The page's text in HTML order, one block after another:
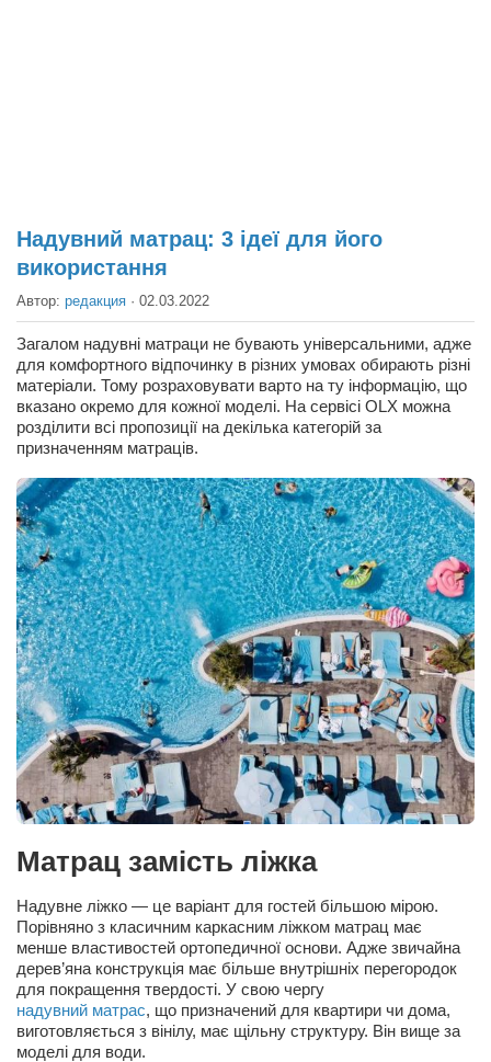
Выборы
Деньги
Традиции
Опросы
Экология
Здоровье
Сам себе доктор
Активный отдых
Курьезы
Досье
Арт-менеджеры
Лариса Ильченко
Орест Коваль
Тамара Кубракова
Елена Мельник
Семён Салатенко
Сергей Шепилов
Актёры
Валентин Бурый
Артём Мяус
Александра Сокол
Надувний матрац: 3 ідеї для його
використання
Автор: редакция · 02.03.2022
Загалом надувні матраци не бувають універсальними, адже
для комфортного відпочинку в різних умовах обирають різні
матеріали. Тому розраховувати варто на ту інформацію, що
вказано окремо для кожної моделі. На сервісі OLX можна
розділити всі пропозиції на декілька категорій за
призначенням матраців.
Матрац замість ліжка
Надувне ліжко — це варіант для гостей більшою мірою.
Порівняно з класичним каркасним ліжком матрац має
менше властивостей ортопедичної основи. Адже звичайна
дерев’яна конструкція має більше внутрішніх перегородок
для покращення твердості. У свою чергу
надувний матрас, що призначений для квартири чи дома,
виготовляється з вінілу, має щільну структуру. Він вище за
моделі для води.